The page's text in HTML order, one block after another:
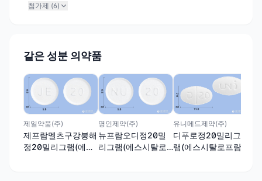
첨가제 (6)
같은 성분 의약품
제일약품(주)
제프람멜츠구강붕해
정20밀리그램(에스
명인제약(주)
뉴프람오디정20밀
리그램(에스시탈로
유니메드제약(주)
디푸로정20밀리그
램(에스시탈로프람